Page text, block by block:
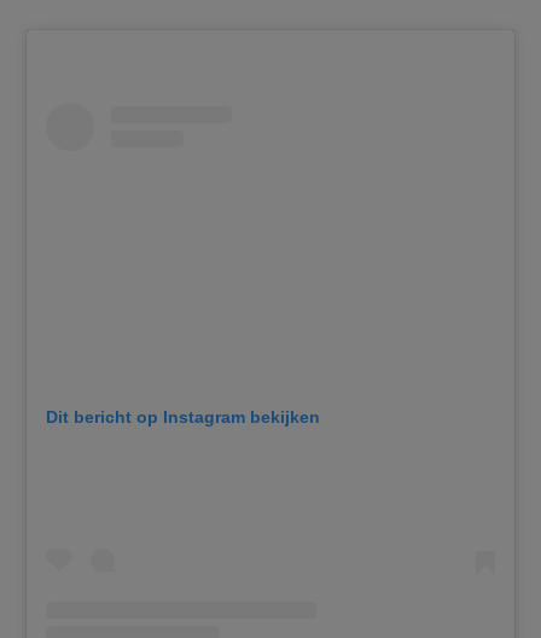
Dit bericht op Instagram bekijken